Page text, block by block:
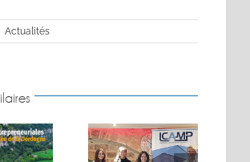
Actualités